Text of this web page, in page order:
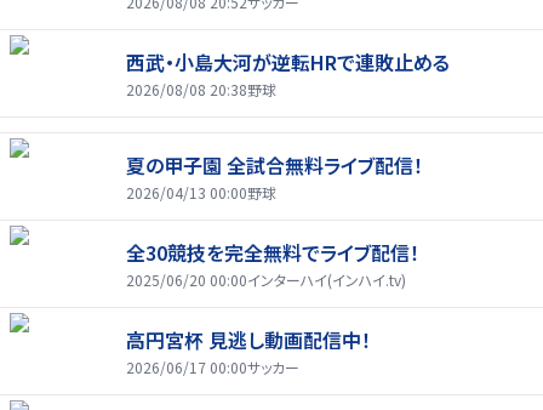
西武・小島大河が逆転HRで連敗止める
2026/08/08 20:38野球
夏の甲子園 全試合無料ライブ配信！
2026/04/13 00:00野球
全30競技を完全無料でライブ配信！
2025/06/20 00:00インターハイ(インハイ.tv)
高円宮杯 見逃し動画配信中！
2026/06/17 00:00サッカー